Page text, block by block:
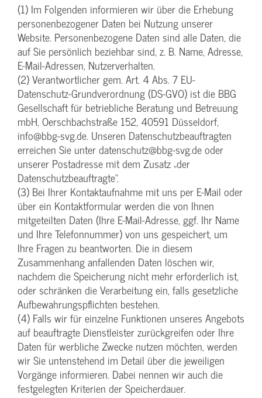
(1) Im Folgenden informieren wir über die Erhebung
personenbezogener Daten bei Nutzung unserer
Website. Personenbezogene Daten sind alle Daten, die
auf Sie persönlich beziehbar sind, z. B. Name, Adresse,
E-Mail-Adressen, Nutzerverhalten.
(2) Verantwortlicher gem. Art. 4 Abs. 7 EU-
Datenschutz-Grundverordnung (DS-GVO) ist die BBG
Gesellschaft für betriebliche Beratung und Betreuung
mbH, Oerschbachstraße 152, 40591 Düsseldorf,
info@bbg-svg.de. Unseren Datenschutzbeauftragten
erreichen Sie unter datenschutz@bbg-svg.de oder
unserer Postadresse mit dem Zusatz „der
Datenschutzbeauftragte“.
(3) Bei Ihrer Kontaktaufnahme mit uns per E-Mail oder
über ein Kontaktformular werden die von Ihnen
mitgeteilten Daten (Ihre E-Mail-Adresse, ggf. Ihr Name
und Ihre Telefonnummer) von uns gespeichert, um
Ihre Fragen zu beantworten. Die in diesem
Zusammenhang anfallenden Daten löschen wir,
nachdem die Speicherung nicht mehr erforderlich ist,
oder schränken die Verarbeitung ein, falls gesetzliche
Aufbewahrungspflichten bestehen.
(4) Falls wir für einzelne Funktionen unseres Angebots
auf beauftragte Dienstleister zurückgreifen oder Ihre
Daten für werbliche Zwecke nutzen möchten, werden
wir Sie untenstehend im Detail über die jeweiligen
Vorgänge informieren. Dabei nennen wir auch die
festgelegten Kriterien der Speicherdauer.